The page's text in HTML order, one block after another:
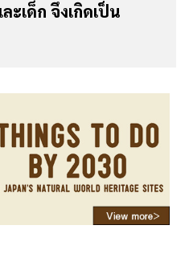
ะเด็ก จึงเกิดเป็น